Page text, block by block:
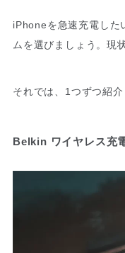
iPhoneを急速充電した
ムを選びましょう。現
それでは、1つずつ紹介
Belkin ワイヤレス充